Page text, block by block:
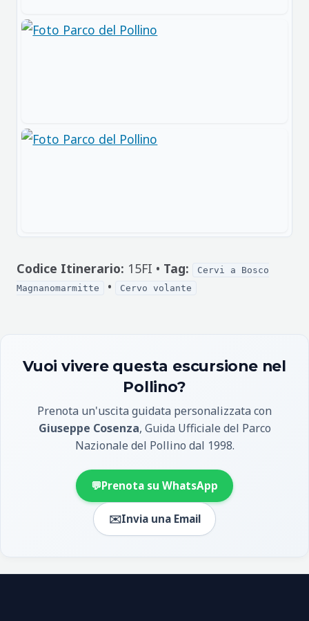
Codice Itinerario: 15FI • Tag:
Cervi a Bosco
Magnanomarmitte
• Cervo volante
Vuoi vivere questa escursione nel
Pollino?
Prenota un'uscita guidata personalizzata con
Giuseppe Cosenza, Guida Ufficiale del Parco
Nazionale del Pollino dal 1998.
💬Prenota su WhatsApp
✉️Invia una Email